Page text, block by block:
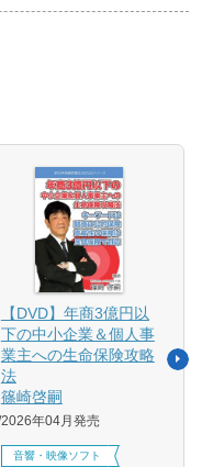
【DVD】年商3億円以
下の中小企業＆個人事
業主への生命保険攻略
法
篠崎啓嗣
2026年04月発売
音響・映像ソフト